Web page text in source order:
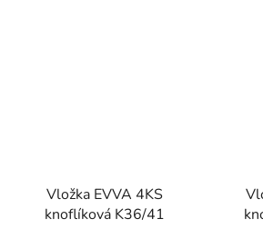
Vložka EVVA 4KS
knoflíková K36/41